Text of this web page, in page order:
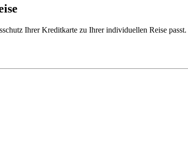
Ihrer Kreditkarte zu Ihrer individuellen Reise